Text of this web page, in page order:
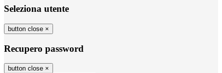
Seleziona utente
button close ×
Recupero password
button close ×